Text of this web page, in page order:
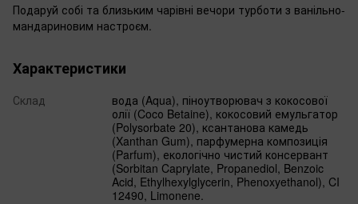
Подаруй собі та близьким чарівні вечори турботи з ванільно-
мандариновим настроєм.
Характеристики
Склад
вода (Aqua), піноутворювач з кокосової
олії (Cocо Betaine), кокосовий емульгатор
(Polysorbate 20), ксантанова камедь
(Xanthan Gum), парфумерна композиція
(Parfum), екологічно чистий консервант
(Sorbitan Caprylate, Propanediol, Benzoic
Acid, Ethylhexylglycerin, Phenoxyethanol), CI
12490, Limonene.